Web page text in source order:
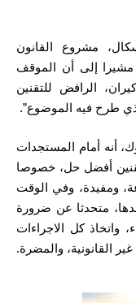
مشروع القانون
مشيرا إلى أن الموقف
الرافض للتقنين
طرح فيه الموضوع”.
أنه أمام المستجدات
أفضل حل، خصوصا
ومفيدة، وفي الوقت
متحدثا عن ضرورة
واتخاذ كل الاجراءات
القانونية، والمضرة.